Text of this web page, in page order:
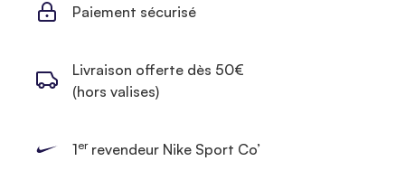
Paiement sécurisé
Livraison offerte dès 50€
(hors valises)
1errevendeur Nike Sport Co’